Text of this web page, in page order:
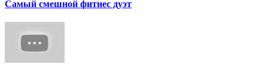
Самый смешной фитнес дуэт